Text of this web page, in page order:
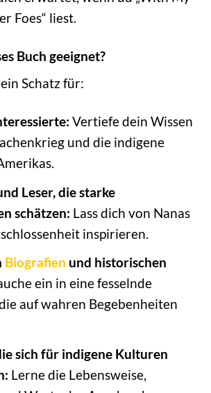
Foes“ liest.
Buch geeignet?
Schatz für:
Vertiefe dein Wissen
und die indigene
Leser, die starke
schätzen: Lass dich von Nanas
inspirieren.
Biografien und historischen
ein in eine fesselnde
auf wahren Begebenheiten
sich für indigene Kulturen
Lerne die Lebensweise,